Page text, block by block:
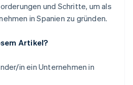
und Schritte, um als
in Spanien zu gründen.
Artikel?
in ein Unternehmen in